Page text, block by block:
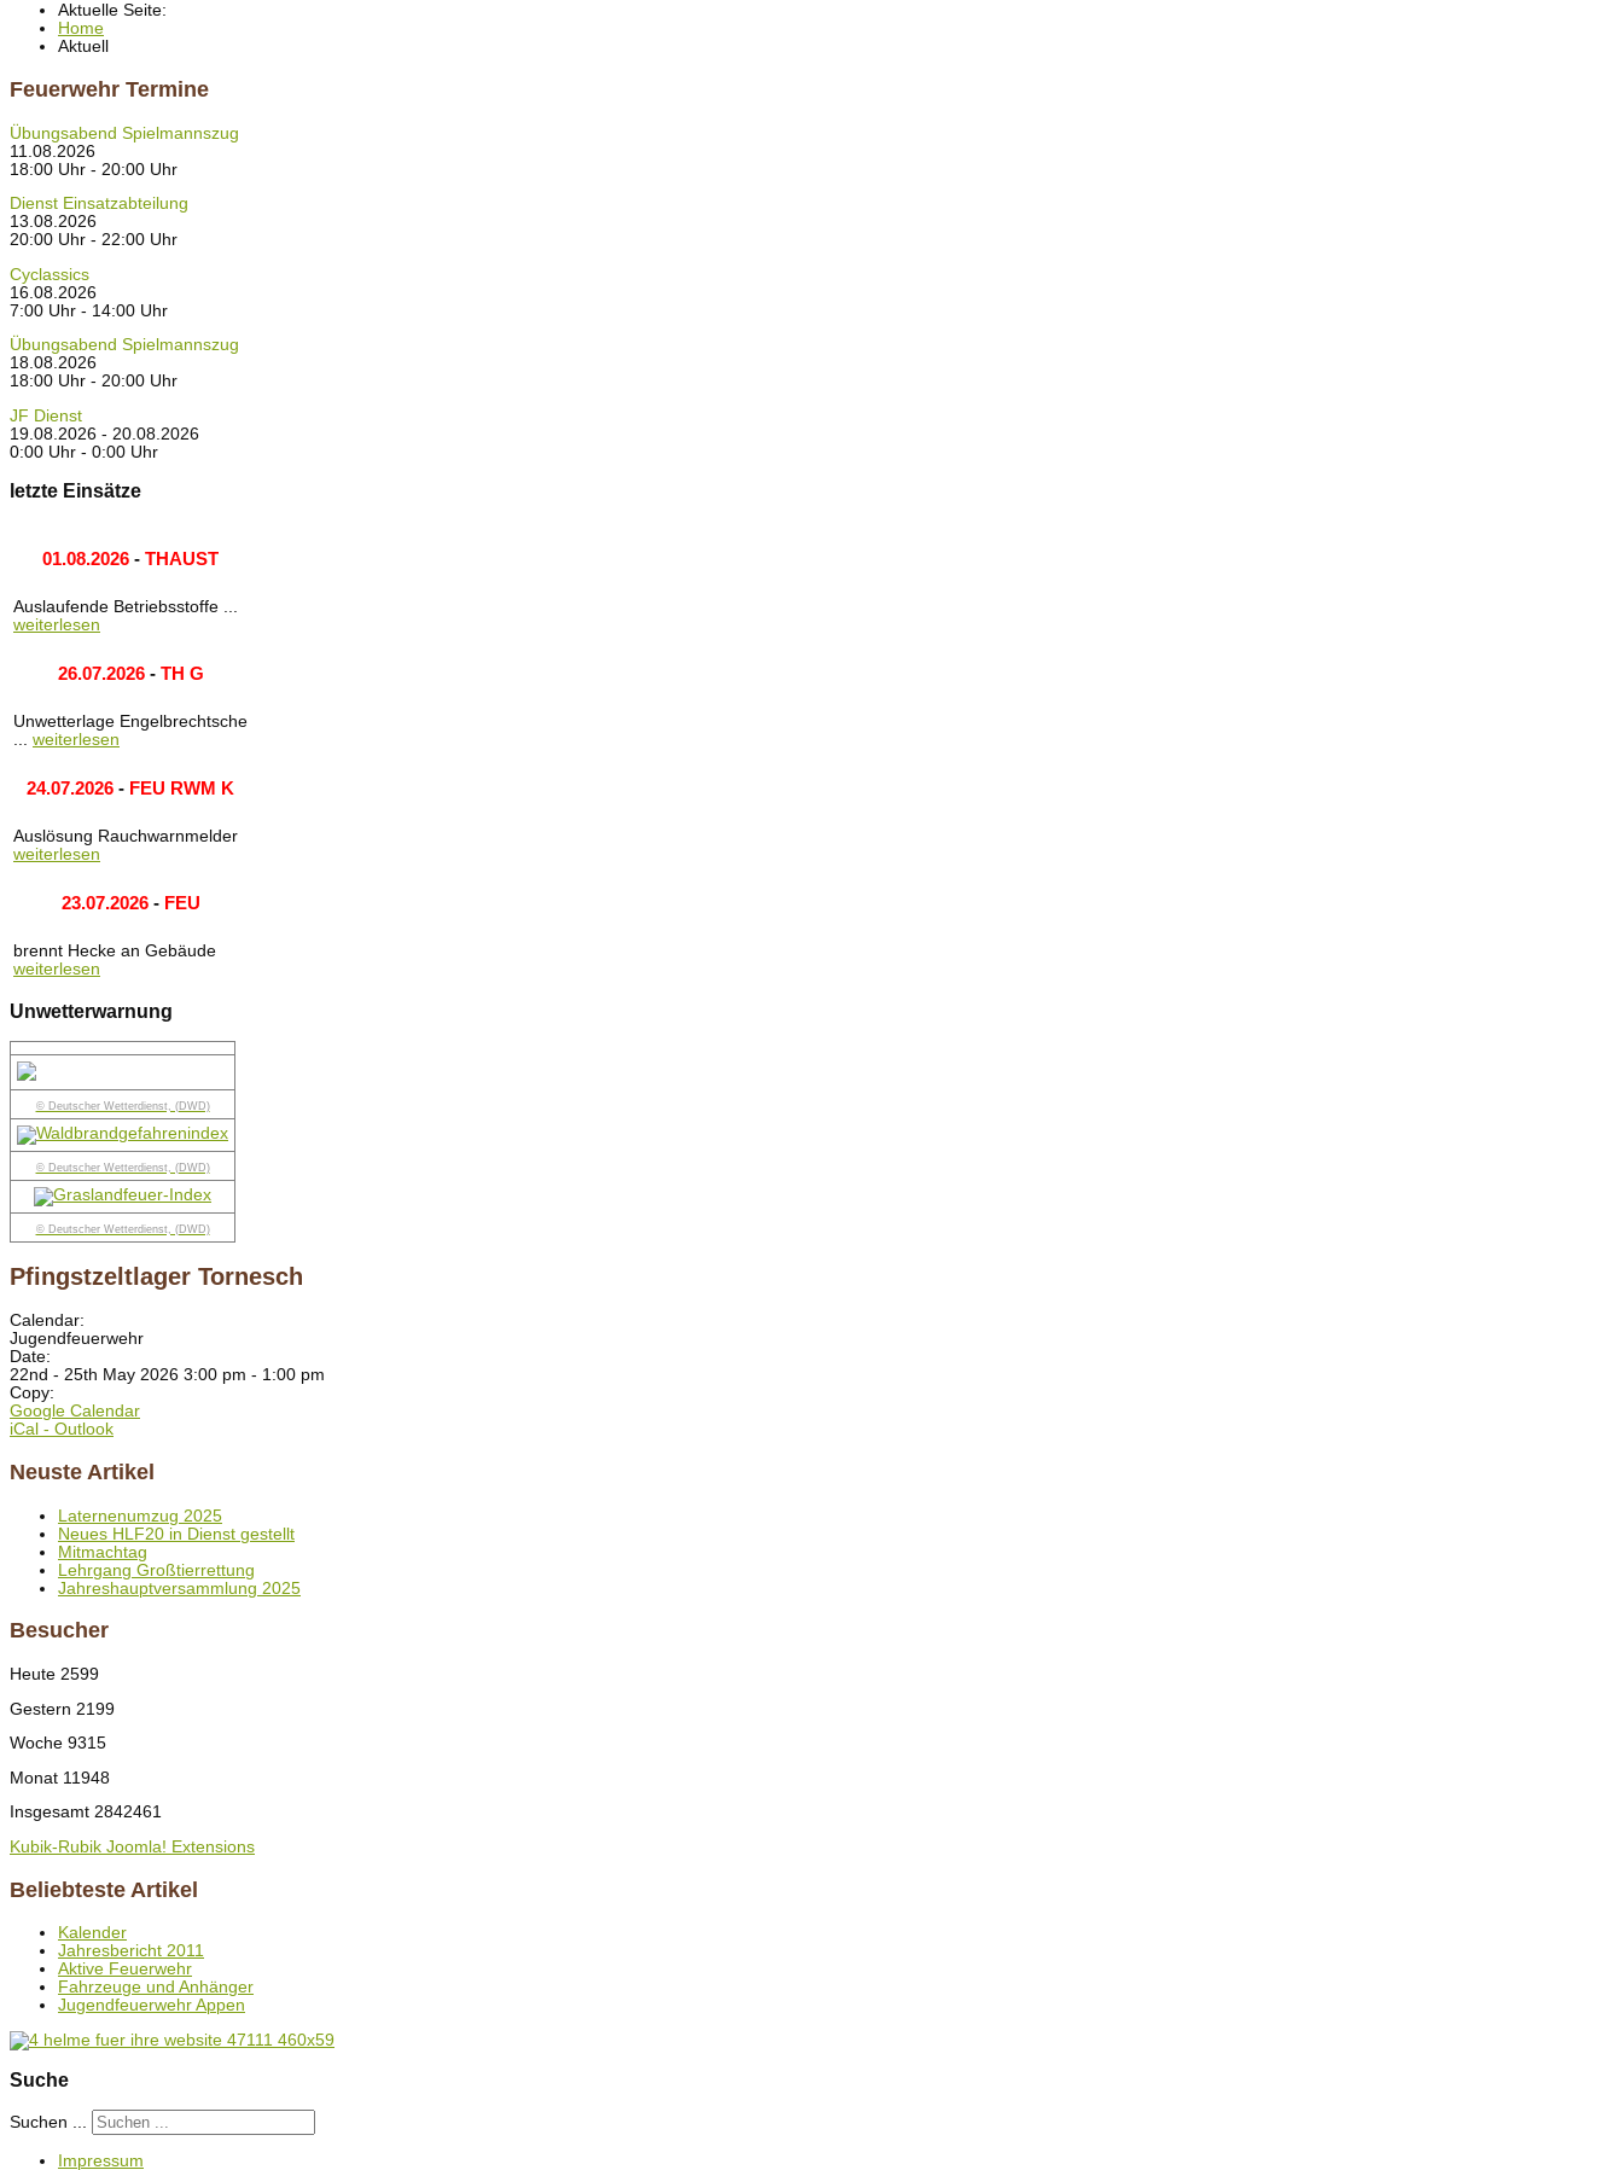
Aktuelle Seite:
Home
Aktuell
Feuerwehr Termine
Übungsabend Spielmannszug
11.08.2026
18:00 Uhr - 20:00 Uhr
Dienst Einsatzabteilung
13.08.2026
20:00 Uhr - 22:00 Uhr
Cyclassics
16.08.2026
7:00 Uhr - 14:00 Uhr
Übungsabend Spielmannszug
18.08.2026
18:00 Uhr - 20:00 Uhr
JF Dienst
19.08.2026 - 20.08.2026
0:00 Uhr - 0:00 Uhr
letzte Einsätze
01.08.2026 - THAUST
Auslaufende Betriebsstoffe ...
weiterlesen
26.07.2026- TH G
Unwetterlage Engelbrechtsche
... weiterlesen
24.07.2026 - FEU RWM K
Auslösung Rauchwarnmelder
weiterlesen
23.07.2026- FEU
brennt Hecke an Gebäude
weiterlesen
Unwetterwarnung
© Deutscher Wetterdienst, (DWD)
© Deutscher Wetterdienst, (DWD)
© Deutscher Wetterdienst, (DWD)
Pfingstzeltlager Tornesch
Calendar:
Jugendfeuerwehr
Date:
22nd - 25th May 2026 3:00 pm - 1:00 pm
Copy:
Google Calendar
iCal - Outlook
Neuste Artikel
Laternenumzug 2025
Neues HLF20 in Dienst gestellt
Mitmachtag
Lehrgang Großtierrettung
Jahreshauptversammlung 2025
Besucher
Heute 2599
Gestern 2199
Woche 9315
Monat 11948
Insgesamt 2842461
Kubik-Rubik Joomla! Extensions
Beliebteste Artikel
Kalender
Jahresbericht 2011
Aktive Feuerwehr
Fahrzeuge und Anhänger
Jugendfeuerwehr Appen
Suche
Suchen ...
Impressum